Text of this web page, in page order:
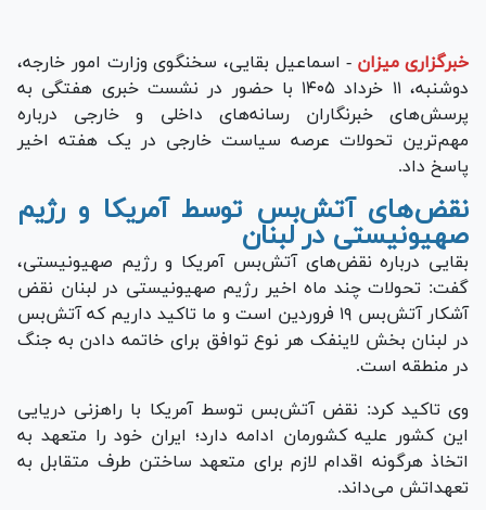
خبرگزاری میزان - اسماعیل بقایی، سخنگوی وزارت امور خارجه،
دوشنبه، ۱۱ خرداد ۱۴۰۵ با حضور در نشست خبری هفتگی به
پرسش‌های خبرنگاران رسانه‌های داخلی و خارجی درباره
مهم‌ترین تحولات عرصه سیاست خارجی در یک هفته اخیر
پاسخ داد.
نقض‌های آتش‌بس توسط آمریکا و رژیم
صهیونیستی در لبنان
بقایی درباره نقض‌های آتش‌بس آمریکا و رژیم صهیونیستی،
گفت: تحولات چند ماه اخیر رژیم صهیونیستی در لبنان نقض
آشکار آتش‌بس ۱۹ فروردین است و ما تاکید داریم که آتش‌بس
در لبنان بخش لاینفک هر نوع توافق برای خاتمه دادن به جنگ
در منطقه است.
وی تاکید کرد: نقض آتش‌بس توسط آمریکا با راهزنی دریایی
این کشور علیه کشورمان ادامه دارد؛ ایران خود را متعهد به
اتخاذ هرگونه اقدام لازم برای متعهد ساختن طرف متقابل به
تعهداتش می‌داند.